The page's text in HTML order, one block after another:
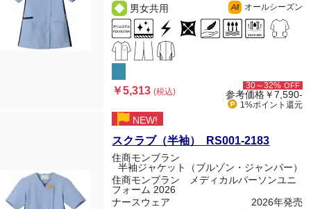
男女共用
All オールシーズン
￥5,313(税込)
30～32% OFF
参考価格￥7,590-
1%ポイント 還元
NEW!
スクラブ（半袖） RS001-2183
住商モンブラン
半袖ジャケット（ブルゾン・ジャンパー）
住商モンブラン メディカルパーソンユニ
フォーム 2026
ナースウェア
2026年発売